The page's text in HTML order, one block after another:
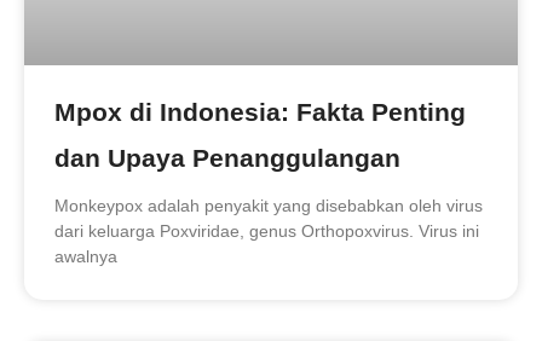
Mpox di Indonesia: Fakta Penting
dan Upaya Penanggulangan
Monkeypox adalah penyakit yang disebabkan oleh virus
dari keluarga Poxviridae, genus Orthopoxvirus. Virus ini
awalnya